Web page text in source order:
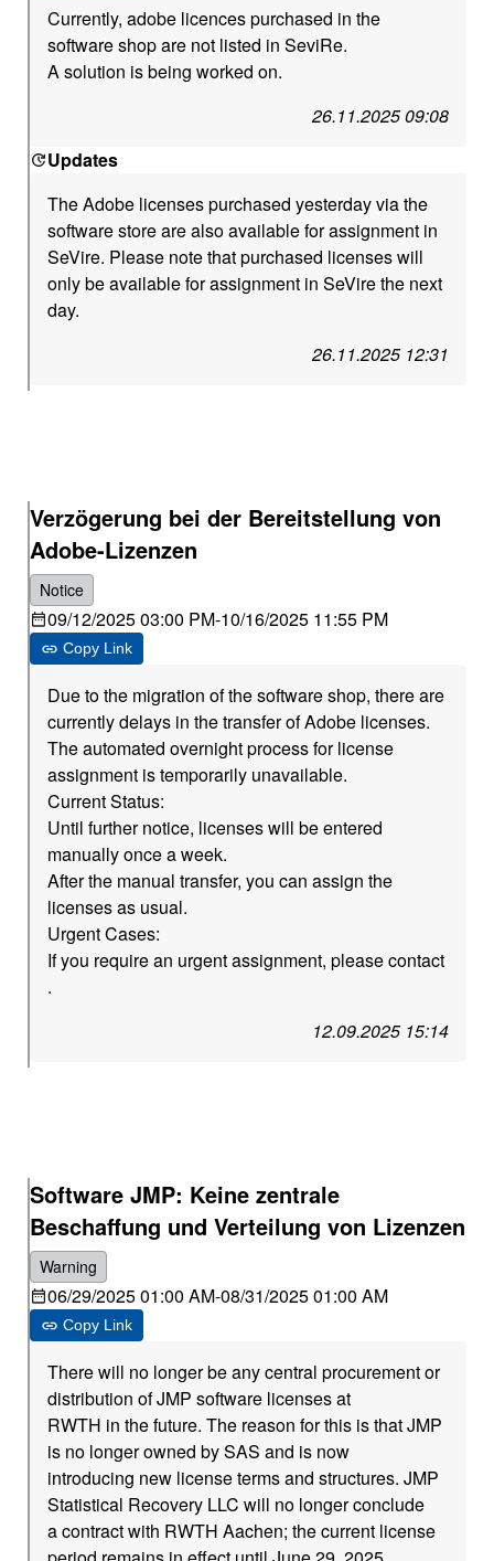
Currently, adobe licences purchased in the
software shop are not listed in SeviRe.
A solution is being worked on.
26.11.2025 09:08
Updates
The Adobe licenses purchased yesterday via the
software store are also available for assignment in
SeVire. Please note that purchased licenses will
only be available for assignment in SeVire the next
day.
26.11.2025 12:31
Verzögerung bei der Bereitstellung von
Adobe-Lizenzen
Notice
09/12/2025 03:00 PM-10/16/2025 11:55 PM
Copy Link
Due to the migration of the software shop, there are
currently delays in the transfer of Adobe licenses.
The automated overnight process for license
assignment is temporarily unavailable.
Current Status:
Until further notice, licenses will be entered
manually once a week.
After the manual transfer, you can assign the
licenses as usual.
Urgent Cases:
If you require an urgent assignment, please contact
.
12.09.2025 15:14
Software JMP: Keine zentrale
Beschaffung und Verteilung von Lizenzen
Warning
06/29/2025 01:00 AM-08/31/2025 01:00 AM
Copy Link
There will no longer be any central procurement or
distribution of JMP software licenses at
RWTH in the future. The reason for this is that JMP
is no longer owned by SAS and is now
introducing new license terms and structures. JMP
Statistical Recovery LLC will no longer conclude
a contract with RWTH Aachen; the current license